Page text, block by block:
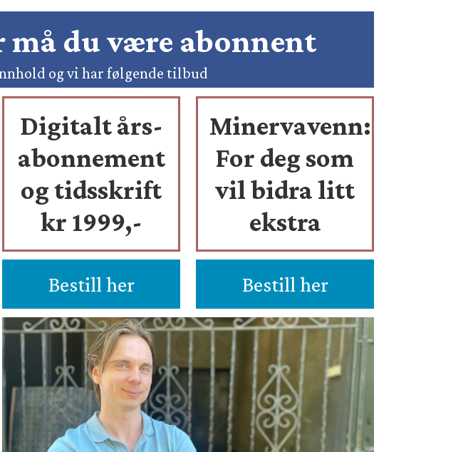
må du være abonnent
og vi har følgende tilbud
Digitalt års-
abonnement
og tidsskrift
kr 1999,-
Bestill her
Minervavenn:
For deg som
vil bidra litt
ekstra
Bestill her